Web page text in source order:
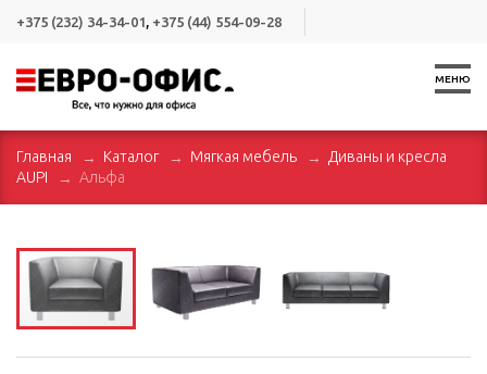
+375 (232) 34-34-01, +375 (44) 554-09-28
МЕНЮ
Главная Каталог Мягкая мебель
Диваны и кресла
AUPI
Альфа